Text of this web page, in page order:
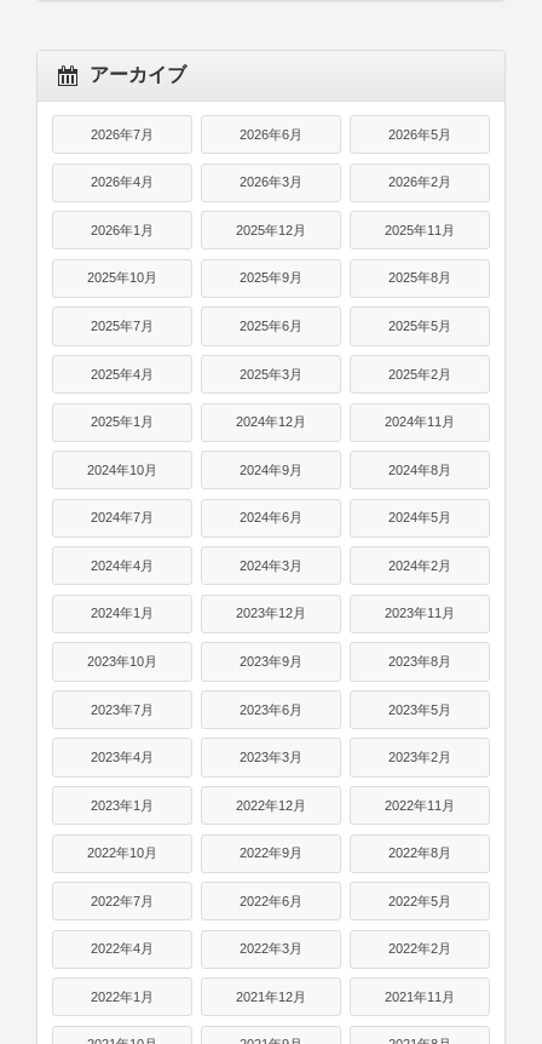
アーカイブ
2026年7月 2026年6月 2026年5月
2026年4月 2026年3月 2026年2月
2026年1月 2025年12月 2025年11月
2025年10月 2025年9月 2025年8月
2025年7月 2025年6月 2025年5月
2025年4月 2025年3月 2025年2月
2025年1月 2024年12月 2024年11月
2024年10月 2024年9月 2024年8月
2024年7月 2024年6月 2024年5月
2024年4月 2024年3月 2024年2月
2024年1月 2023年12月 2023年11月
2023年10月 2023年9月 2023年8月
2023年7月 2023年6月 2023年5月
2023年4月 2023年3月 2023年2月
2023年1月 2022年12月 2022年11月
2022年10月 2022年9月 2022年8月
2022年7月 2022年6月 2022年5月
2022年4月 2022年3月 2022年2月
2022年1月 2021年12月 2021年11月